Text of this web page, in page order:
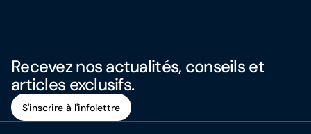
Recevez nos actualités, conseils et
articles exclusifs.
S'inscrire à l'infolettre